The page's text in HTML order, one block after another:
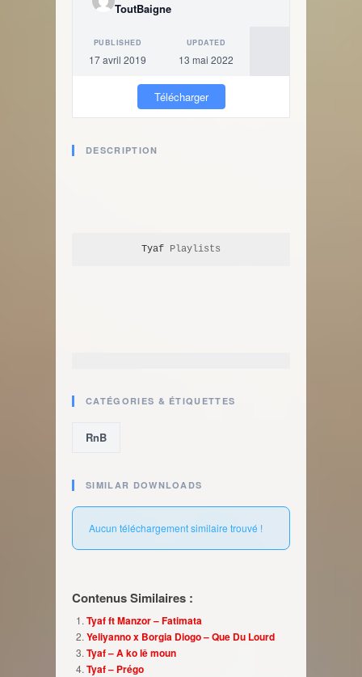
ToutBaigne
PUBLISHED
17 avril 2019
UPDATED
13 mai 2022
Télécharger
DESCRIPTION
Tyaf Playlists
CATÉGORIES & ÉTIQUETTES
RnB
SIMILAR DOWNLOADS
Aucun téléchargement similaire trouvé !
Contenus Similaires :
Tyaf ft Manzor – Fatimata
Yeliyanno x Borgia Diogo – Que Du Lourd
Tyaf – A ko lê moun
Tyaf – Prégo